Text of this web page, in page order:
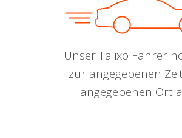
Unser Talixo Fahrer
zur angegebenen
angegebenen Ort